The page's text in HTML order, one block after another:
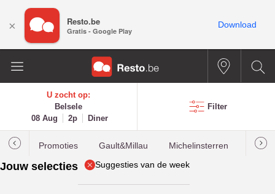
U zocht op:
Belsele
08 Aug
2p Diner
Filter
Promoties Gault&Millau Michelinsterren
Jouw selecties Suggesties van de week
× Resto.be
Gratis - Google Play
Download